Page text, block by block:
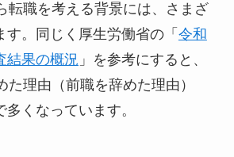
転職を考える背景には、さまざ
す。同じく厚生労働省の「 令和
結果の概況 」を参考にすると、
た理由（前職を辞めた理由）
くなっています。